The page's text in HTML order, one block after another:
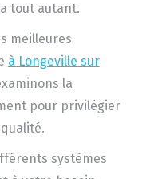
tout autant.
meilleures
à Longeville sur
la
pour privilégier
systèmes